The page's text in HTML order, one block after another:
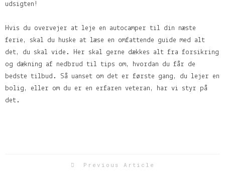
udsigten!
Hvis du overvejer at leje en autocamper til din næste
ferie, skal du huske at læse en omfattende guide med alt
det, du skal vide. Her skal gerne dækkes alt fra forsikring
og dækning af nedbrud til tips om, hvordan du får de
bedste tilbud. Så uanset om det er første gang, du lejer en
bolig, eller om du er en erfaren veteran, har vi styr på
det.
Previous Article